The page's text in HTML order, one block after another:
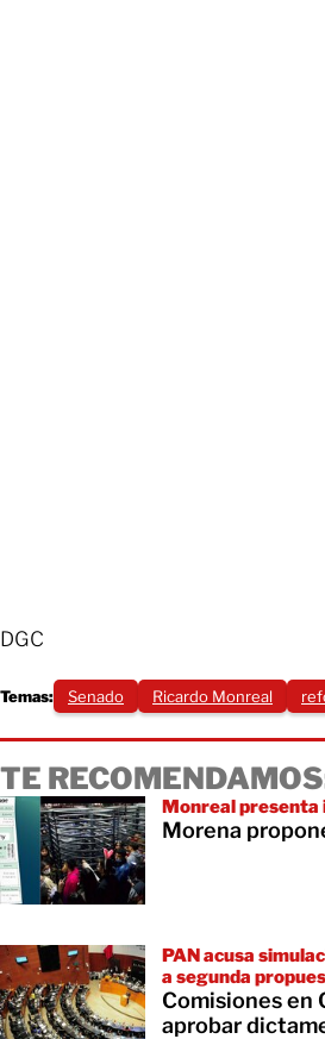
DGC
Temas: Senado Ricardo Monreal
TE
Monreal presenta
Morena
PAN acusa
a segunda
Comisiones en
aprobar